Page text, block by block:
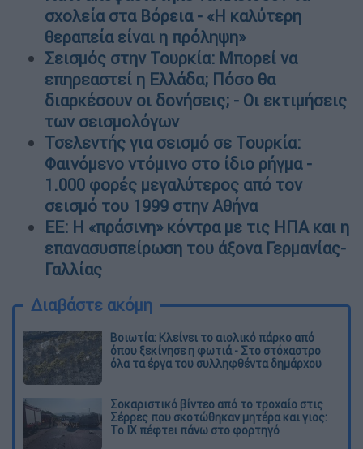
σχολεία στα Βόρεια - «Η καλύτερη
θεραπεία είναι η πρόληψη»
Σεισμός στην Τουρκία: Μπορεί να
επηρεαστεί η Ελλάδα; Πόσο θα
διαρκέσουν οι δονήσεις; - Οι εκτιμήσεις
των σεισμολόγων
Τσελεντής για σεισμό σε Τουρκία:
Φαινόμενο ντόμινο στο ίδιο ρήγμα -
1.000 φορές μεγαλύτερος από τον
σεισμό του 1999 στην Αθήνα
EE: Η «πράσινη» κόντρα με τις ΗΠΑ και η
επανασυσπείρωση του άξονα Γερμανίας-
Γαλλίας
Διαβάστε ακόμη
Βοιωτία: Κλείνει το αιολικό πάρκο από
όπου ξεκίνησε η φωτιά - Στο στόχαστρο
όλα τα έργα του συλληφθέντα δημάρχου
Σοκαριστικό βίντεο από το τροχαίο στις
Σέρρες που σκοτώθηκαν μητέρα και γιος:
Το ΙΧ πέφτει πάνω στο φορτηγό